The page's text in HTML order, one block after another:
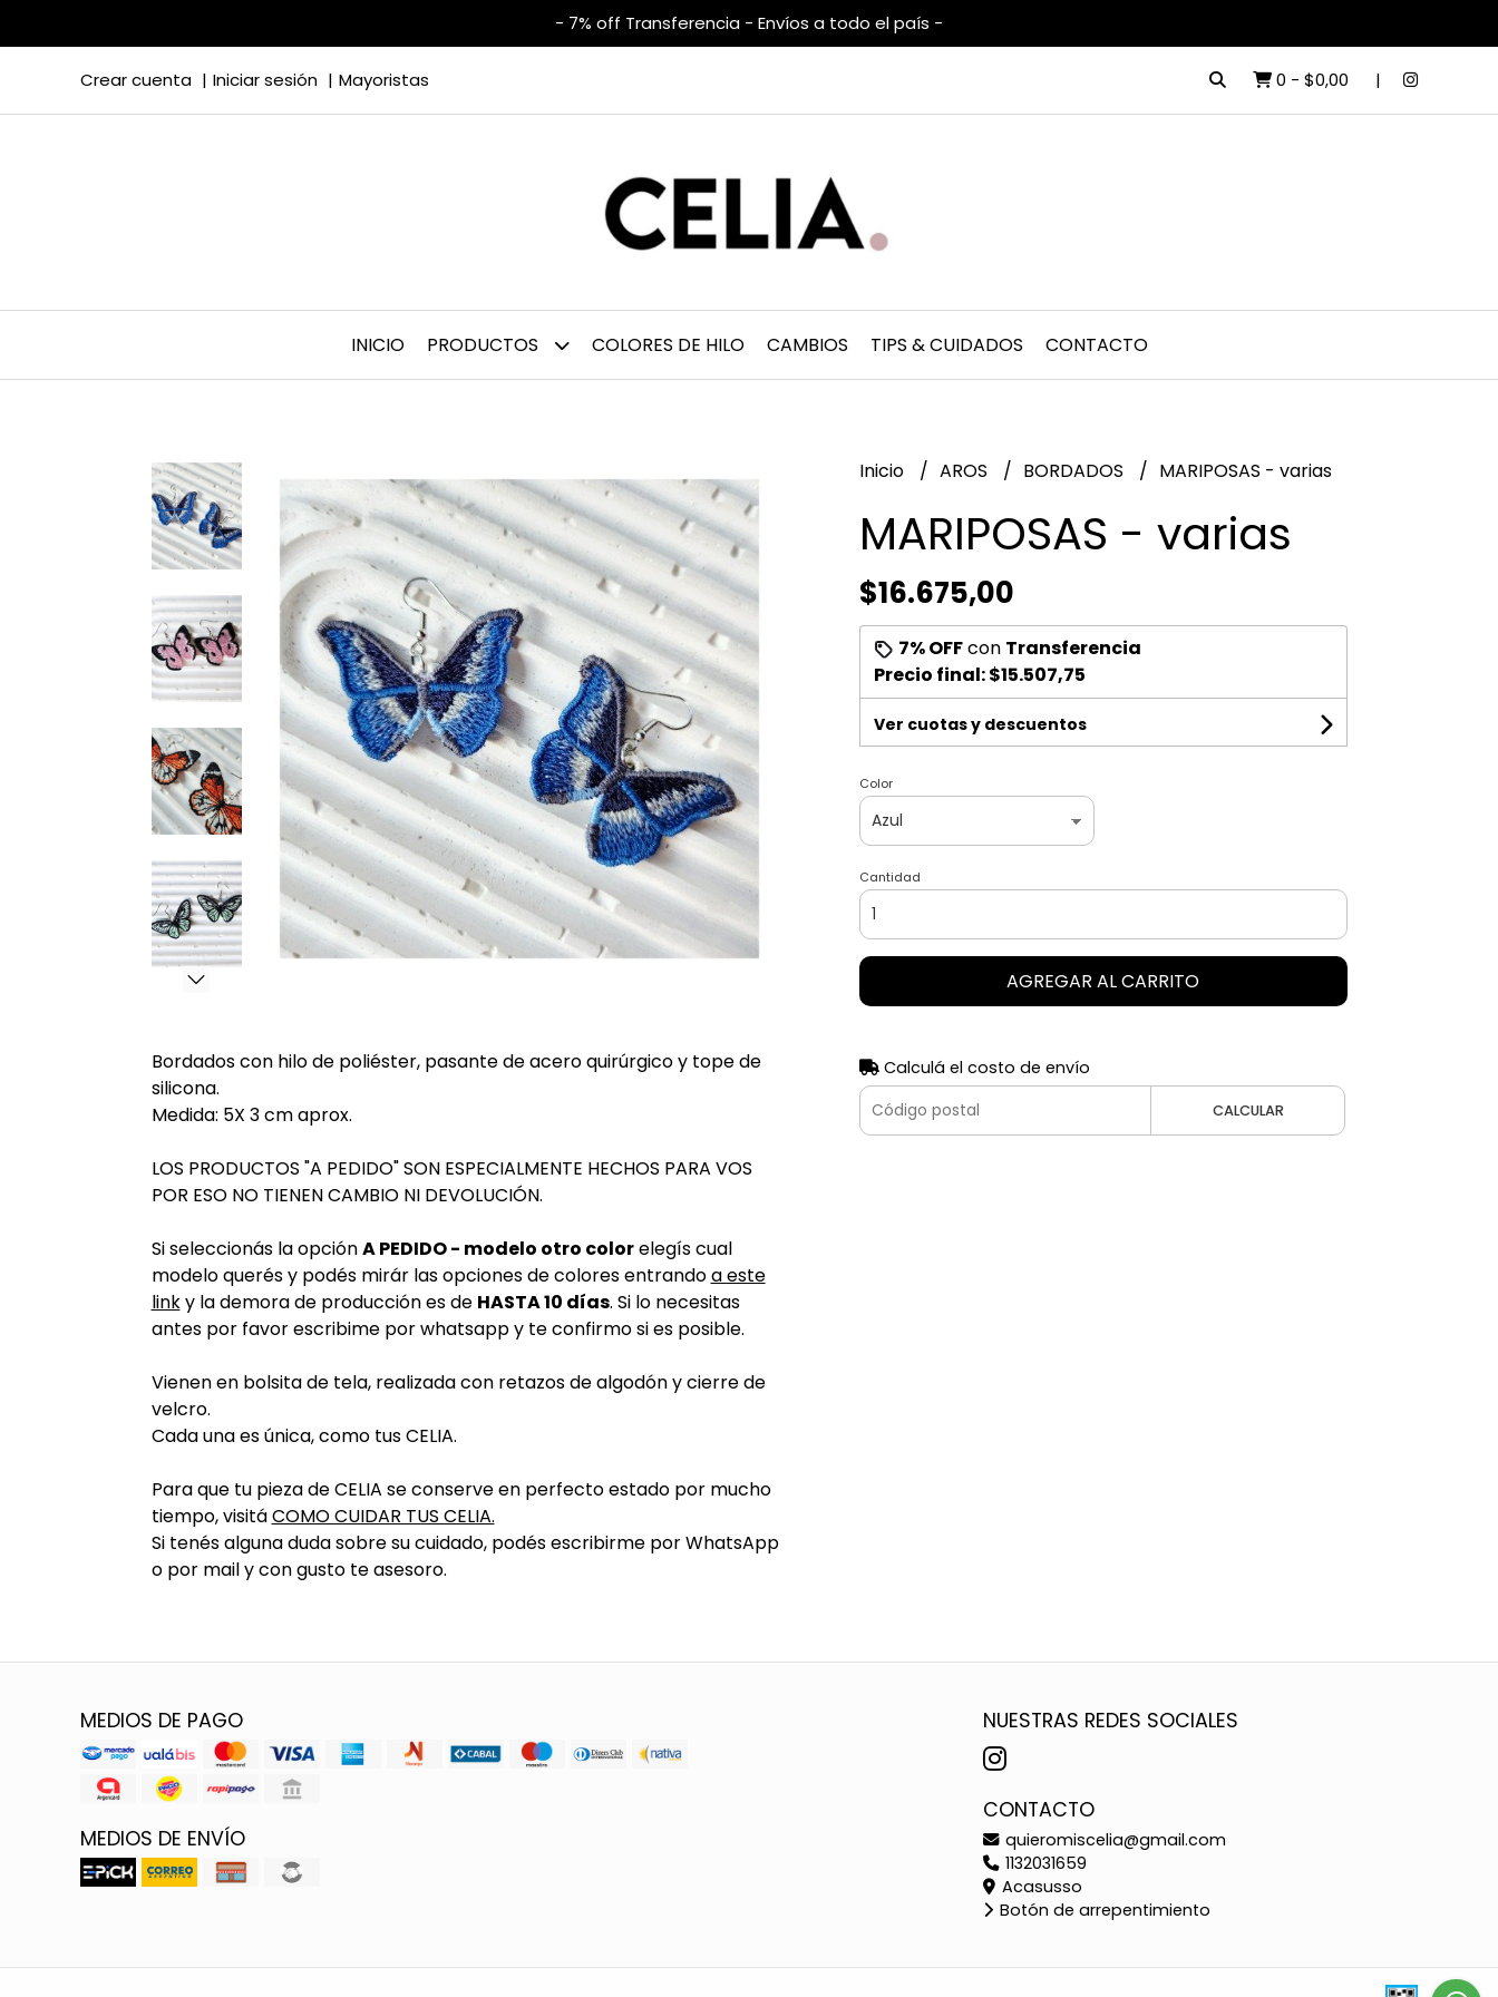
- 7% off Transferencia - Envíos a todo el país -
Crear cuenta Iniciar sesión Mayoristas 0 - $0,00
INICIO PRODUCTOS COLORES DE HILO CAMBIOS TIPS & CUIDADOS CONTACTO
Bordados con hilo de poliéster, pasante de acero quirúrgico y tope de
silicona.
Medida: 5X 3 cm aprox.
LOS PRODUCTOS "A PEDIDO" SON ESPECIALMENTE HECHOS PARA VOS
POR ESO NO TIENEN CAMBIO NI DEVOLUCIÓN.
Si seleccionás la opciónA PEDIDO - modelo otro colorelegís cual
modelo querés y podés mirár las opciones de colores entrandoa este
linky la demora de producción es de HASTA 10 días. Si lo necesitas
antes por favor escribime por whatsapp y te confirmo si es posible.
Vienen en bolsita de tela, realizada con retazos de algodón y cierre de
velcro.
Cada una es única, como tus CELIA.
Para que tu pieza de CELIA se conserve en perfecto estado por mucho
tiempo, visitáCOMO CUIDAR TUS CELIA.
Si tenés alguna duda sobre su cuidado, podés escribirme por WhatsApp
o por mail y con gusto te asesoro.
Inicio AROS BORDADOS MARIPOSAS - varias
MARIPOSAS - varias
$16.675,00
7% OFFcon Transferencia
Precio final:$15.507,75
Ver cuotas y descuentos
Color
Cantidad
AGREGAR AL CARRITO
Calculá el costo de envío
CALCULAR
MEDIOS DE PAGO
MEDIOS DE ENVÍO
NUESTRAS REDES SOCIALES
CONTACTO
quieromiscelia@gmail.com
1132031659
Acasusso
Botón de arrepentimiento